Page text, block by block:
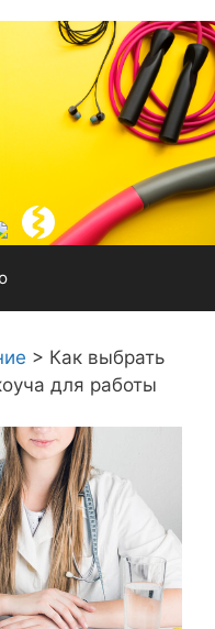
> Как выбрать
для работы